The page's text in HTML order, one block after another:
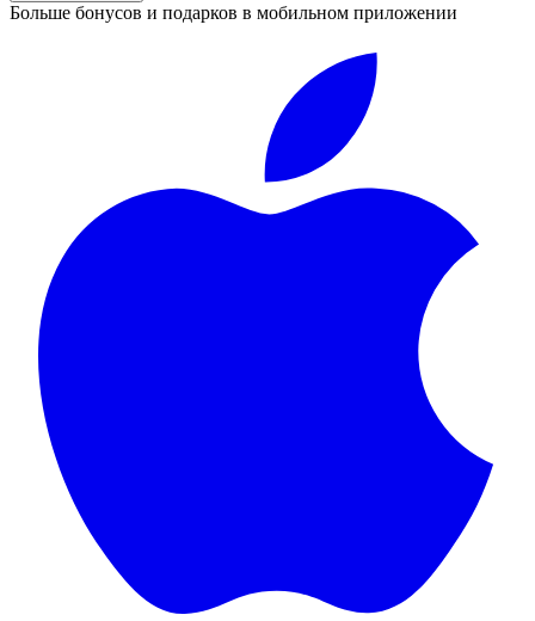
Больше бонусов и подарков в мобильном приложении